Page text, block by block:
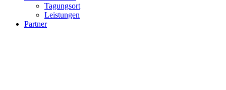
Tagungsort
Leistungen
Partner